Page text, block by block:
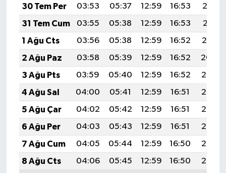
30 Tem Per
03:53 05:37 12:59 16:53
20:12
31 Tem Cum
03:55 05:38 12:59 16:53
20:11
1 Ağu Cts
03:56 05:38 12:59 16:52
20:10
2 Ağu Paz
03:58 05:39 12:59 16:52
20:09
3 Ağu Pts
03:59 05:40 12:59 16:52
20:08
4 Ağu Sal
04:00 05:41 12:59 16:51
20:07
5 Ağu Çar
04:02 05:42 12:59 16:51
20:06
6 Ağu Per
04:03 05:43 12:59 16:51
20:05
7 Ağu Cum
04:05 05:44 12:59 16:50
20:03
8 Ağu Cts
04:06 05:45 12:59 16:50
20:02